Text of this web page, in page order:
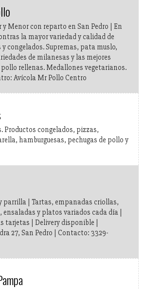
Menor con reparto en San Pedro | En
la mayor variedad y calidad de
congelados. Supremas, pata muslo,
de milanesas y las mejores
pollo rellenas. Medallones vegetarianos.
Avícola Mr Pollo Centro
Productos congelados, pizzas,
hamburguesas, pechugas de pollo y
parrilla | Tartas, empanadas criollas,
ensaladas y platos variados cada día |
tarjetas | Delivery disponible |
27, San Pedro | Contacto: 3329-